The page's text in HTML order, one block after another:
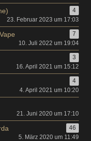
4
23. Februar 2023 um 17:03
7
10. Juli 2022 um 19:04
3
16. April 2021 um 15:12
4
4. April 2021 um 10:20
21. Juni 2020 um 17:10
46
5. März 2020 um 11:49